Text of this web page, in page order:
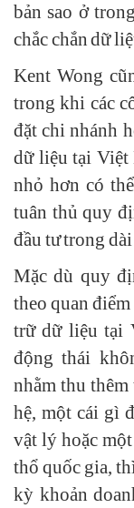
bản sao ở
chắc chắn dữ
Kent Wong
trong khi các
đặt chi nhánh
dữ liệu tại Việt
nhỏ hơn có
tuân thủ quy
đầu tư trong
Mặc dù quy
theo quan
trữ dữ liệu tại
động thái
nhằm thu
hệ, một cái gì
vật lý hoặc
thổ quốc gia,
kỳ khoản